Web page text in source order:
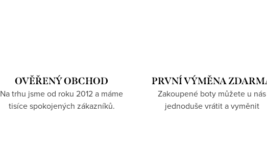
OVĚŘENÝ OBCHOD
Na trhu jsme od roku 2012 a máme
tisíce spokojených zákazníků.
PRVNÍ VÝMĚNA
Zakoupené boty můžete u nás
jednoduše vrátit a vyměnit